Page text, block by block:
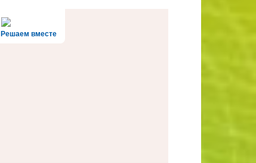
Решаем вместе